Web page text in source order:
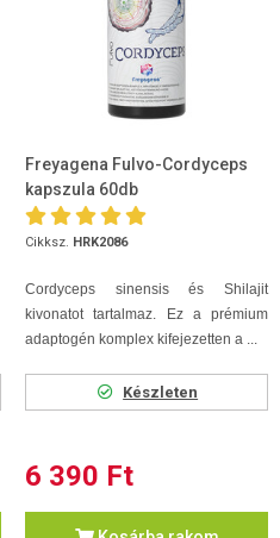
Freyagena Fulvo-Cordyceps
kapszula 60db
Cikksz. HRK2086
Cordyceps sinensis és Shilajit
kivonatot tartalmaz. Ez a prémium
adaptogén komplex kifejezetten a ...
Készleten
6 390 Ft